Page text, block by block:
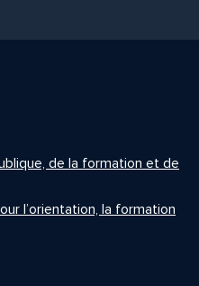
de la formation et de
l’orientation, la formation